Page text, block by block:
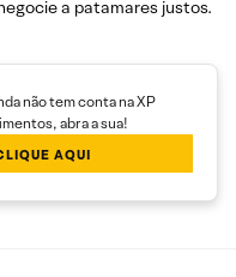
a patamares justos.
não tem conta na XP
abra a sua!
AQUI